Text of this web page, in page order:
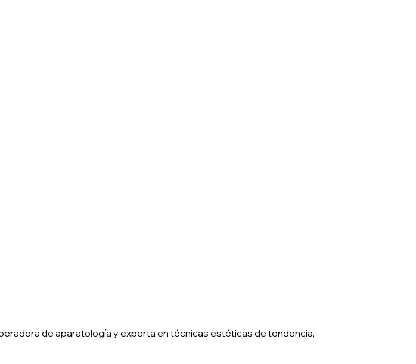
de aparatología y experta en técnicas estéticas de tendencia,